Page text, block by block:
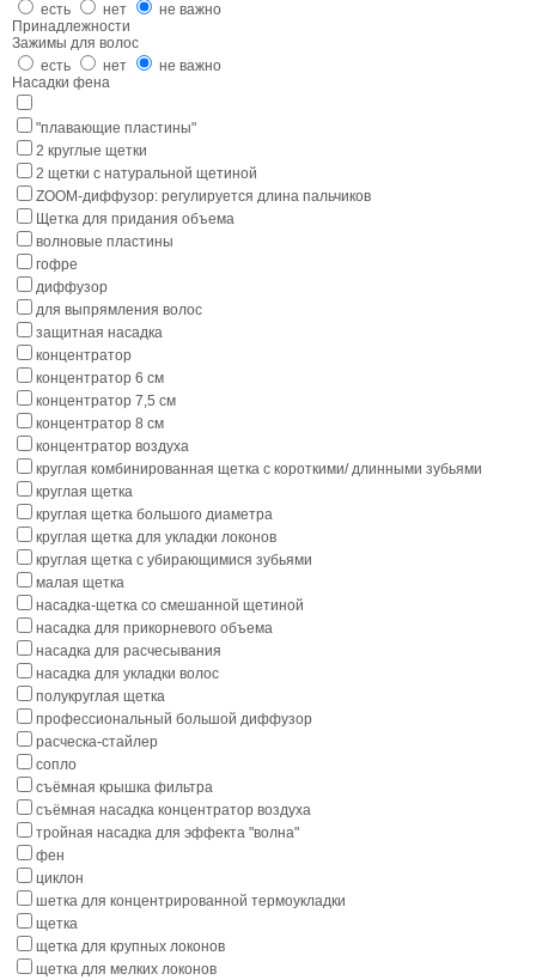
есть
нет
не важно
Принадлежности
Зажимы для волос
есть
нет
не важно
Насадки фена
"плавающие пластины"
2 круглые щетки
2 щетки с натуральной щетиной
ZOOM-диффузор: регулируется длина пальчиков
Щетка для придания объема
волновые пластины
гофре
диффузор
для выпрямления волос
защитная насадка
концентратор
концентратор 6 см
концентратор 7,5 см
концентратор 8 см
концентратор воздуха
круглая комбинированная щетка с короткими/ длинными зубьями
круглая щетка
круглая щетка большого диаметра
круглая щетка для укладки локонов
круглая щетка с убирающимися зубьями
малая щетка
насадка-щетка со смешанной щетиной
насадка для прикорневого объема
насадка для расчесывания
насадка для укладки волос
полукруглая щетка
профессиональный большой диффузор
расческа-стайлер
сопло
съёмная крышка фильтра
съёмная насадка концентратор воздуха
тройная насадка для эффекта "волна"
фен
циклон
шетка для концентрированной термоукладки
щетка
щетка для крупных локонов
щетка для мелких локонов